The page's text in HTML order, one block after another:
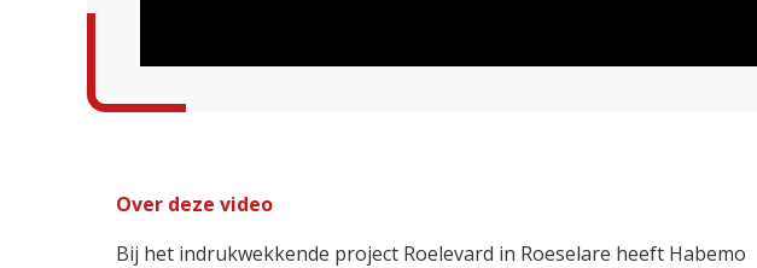
Over deze video
Bij het indrukwekkende project Roelevard in Roeselare heeft Habemo